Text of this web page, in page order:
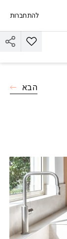
להתחברות
הוסף את
הבא